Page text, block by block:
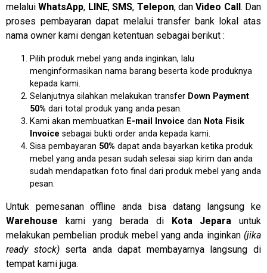
melaluiWhatsApp, LINE,SMS, Telepon, danVideo Call. Dan
proses pembayaran dapat melalui transfer bank lokal atas
nama owner kami dengan ketentuan sebagai berikut :
Pilih produk mebel yang anda inginkan, lalu
menginformasikan nama barang beserta kode produknya
kepada kami.
Selanjutnya silahkan melakukan transfer Down Payment
50% dari total produk yang anda pesan.
Kami akan membuatkan E-mail Invoice dan N ota Fisik
Invoice sebagai bukti order anda kepada kami.
Sisa pembayaran 50% dapat anda bayarkan ketika produk
mebel yang anda pesan sudah selesai siap kirim dan anda
sudah mendapatkan foto final dari produk mebel yang anda
pesan.
Untuk pemesanan offline anda bisa datang langsung ke
Warehouse kami yang berada di Kota Jepara untuk
melakukan pembelian produk mebel yang anda inginkan (jika
ready stock)serta anda dapat membayarnya langsung di
tempat kami juga.